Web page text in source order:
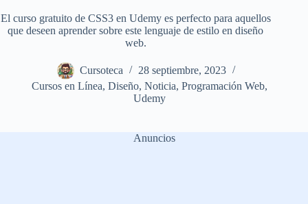
El curso gratuito de CSS3 en Udemy es perfecto para aquellos
que deseen aprender sobre este lenguaje de estilo en diseño
web.
Cursoteca
28 septiembre, 2023
Cursos en Línea, Diseño, Noticia, Programación Web,
Udemy
Anuncios